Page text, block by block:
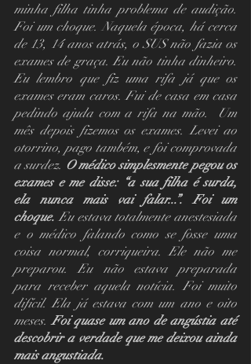
minha filha tinha problema de audição.
Foi um choque. Naquela época, há cerca
de 13, 14 anos atrás, o SUS não fazia os
exames de graça. Eu não tinha dinheiro.
Eu lembro que fiz uma rifa já que os
exames eram caros. Fui de casa em casa
pedindo ajuda com a rifa na mão.  Um
mês depois fizemos os exames. Levei ao
otorrino, pago também, e foi comprovada
a surdez. O médico simplesmente pegou os
exames e me disse: “a sua filha é surda,
ela nunca mais vai falar...”. Foi um
choque. Eu estava totalmente anestesiada
e o médico falando como se fosse uma
coisa normal, corriqueira. Ele não me
preparou. Eu não estava preparada
para receber aquela notícia. Foi muito
difícil. Ela já estava com um ano e oito
meses. Foi quase um ano de angústia até
descobrir a verdade que me deixou ainda
mais angustiada.